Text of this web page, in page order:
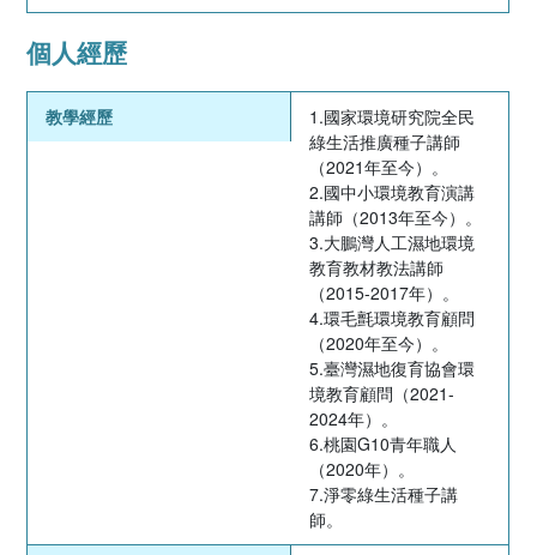
個人經歷
教學經歷
1.國家環境研究院全民
綠生活推廣種子講師
（2021年至今）。
2.國中小環境教育演講
講師（2013年至今）。
3.大鵬灣人工濕地環境
教育教材教法講師
（2015-2017年）。
4.環毛氈環境教育顧問
（2020年至今）。
5.臺灣濕地復育協會環
境教育顧問（2021-
2024年）。
6.桃園G10青年職人
（2020年）。
7.淨零綠生活種子講
師。